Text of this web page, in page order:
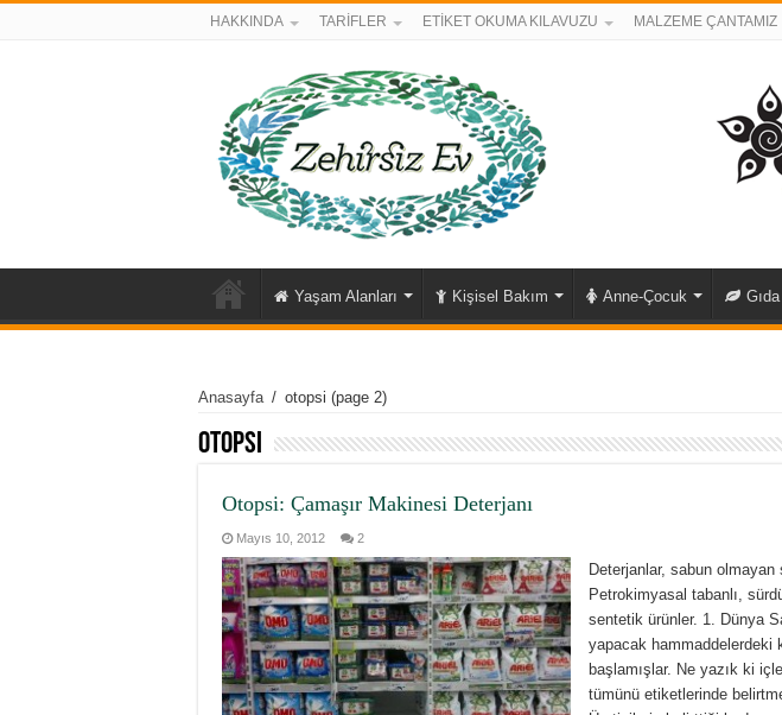
HAKKINDA TARİFLER ETİKET OKUMA KILAVUZU MALZEME ÇANTAMIZ
Yaşam Alanları Kişisel Bakım Anne-Çocuk
Anasayfa / otopsi (page 2)
otopsi
Otopsi: Çamaşır Makinesi Deterjanı
Mayıs 10, 2012 2
Deterjanlar, sabun olmayan
Petrokimyasal tabanlı,
sentetik ürünler. 1. Dünya
yapacak hammaddelerdeki
başlamışlar. Ne yazık ki
tümünü etiketlerinde